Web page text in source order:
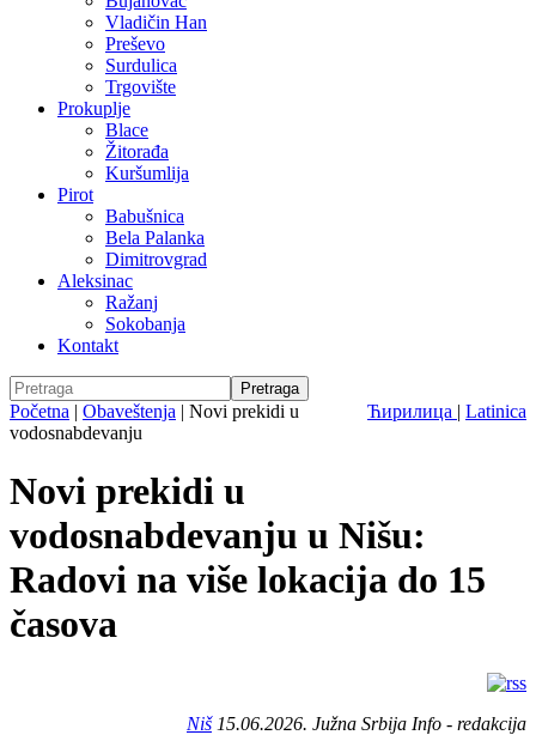
Vladičin Han
Preševo
Surdulica
Trgovište
Prokuplje
Blace
Žitorađa
Kuršumlija
Pirot
Babušnica
Bela Palanka
Dimitrovgrad
Aleksinac
Ražanj
Sokobanja
Kontakt
Ћирилица | Latinica
Početna | Obaveštenja | Novi prekidi u
vodosnabdevanju
Novi prekidi u
vodosnabdevanju u Nišu:
Radovi na više lokacija do 15
časova
Niš15.06.2026. Južna Srbija Info - redakcija